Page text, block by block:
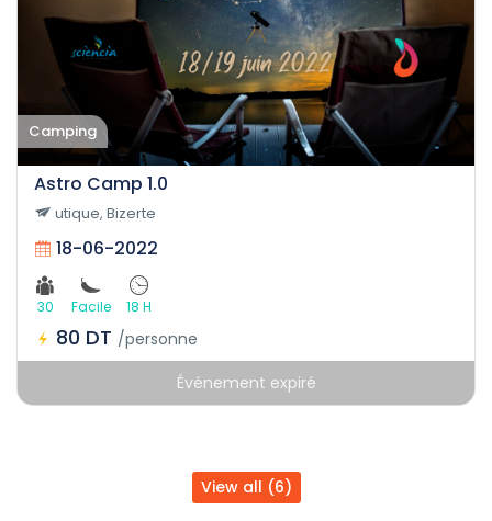
Camping
Astro Camp 1.0
utique, Bizerte
18-06-2022
30 Facile 18 H
80 DT /personne
Événement expiré
View all (6)